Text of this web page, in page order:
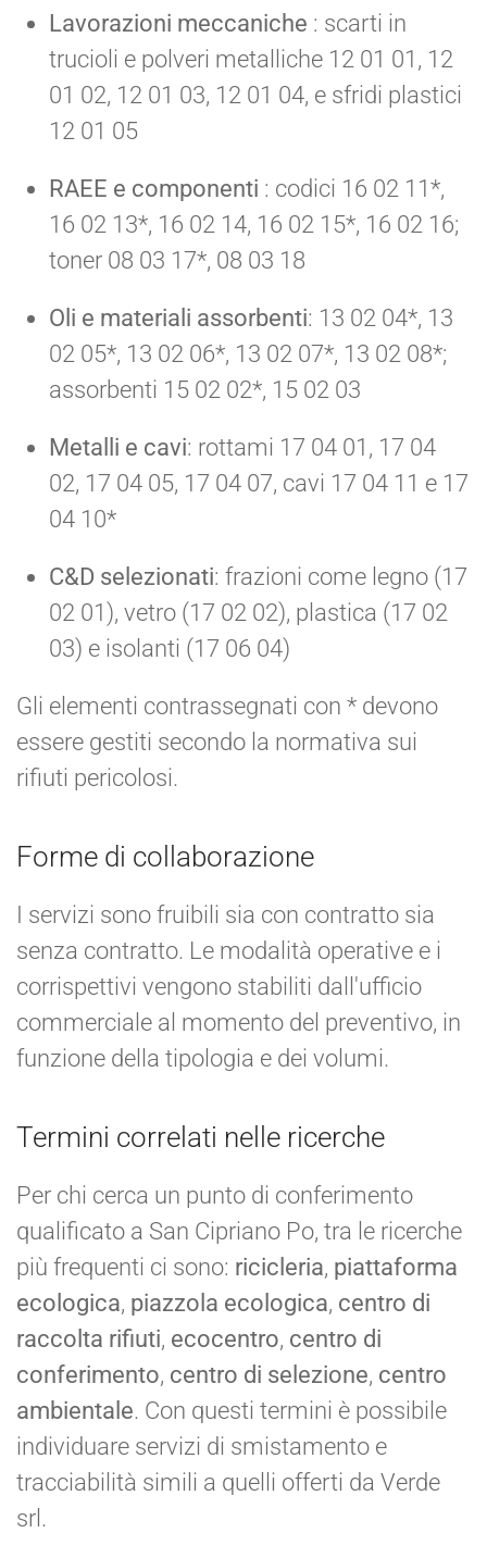
Lavorazioni meccaniche : scarti in
trucioli e polveri metalliche 12 01 01, 12
01 02, 12 01 03, 12 01 04, e sfridi plastici
12 01 05
RAEE e componenti : codici 16 02 11*,
16 02 13*, 16 02 14, 16 02 15*, 16 02 16;
toner 08 03 17*, 08 03 18
Oli e materiali assorbenti: 13 02 04*, 13
02 05*, 13 02 06*, 13 02 07*, 13 02 08*;
assorbenti 15 02 02*, 15 02 03
Metalli e cavi: rottami 17 04 01, 17 04
02, 17 04 05, 17 04 07, cavi 17 04 11 e 17
04 10*
C&D selezionati: frazioni come legno (17
02 01), vetro (17 02 02), plastica (17 02
03) e isolanti (17 06 04)
Gli elementi contrassegnati con * devono
essere gestiti secondo la normativa sui
rifiuti pericolosi.
Forme di collaborazione
I servizi sono fruibili sia con contratto sia
senza contratto. Le modalità operative e i
corrispettivi vengono stabiliti dall'ufficio
commerciale al momento del preventivo, in
funzione della tipologia e dei volumi.
Termini correlati nelle ricerche
Per chi cerca un punto di conferimento
qualificato a San Cipriano Po, tra le ricerche
più frequenti ci sono: ricicleria, piattaforma
ecologica, piazzola ecologica, centro di
raccolta rifiuti, ecocentro, centro di
conferimento, centro di selezione, centro
ambientale. Con questi termini è possibile
individuare servizi di smistamento e
tracciabilità simili a quelli offerti da Verde
srl.